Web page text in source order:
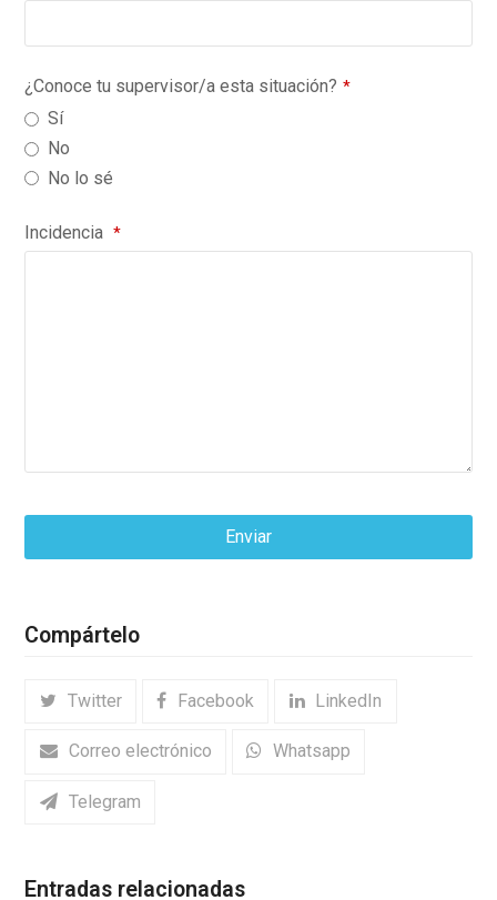
¿Conoce tu supervisor/a esta situación? *
Sí
No
No lo sé
Incidencia *
Enviar
should
left
Compártelo
Twitter Facebook LinkedIn
Correo electrónico Whatsapp
Telegram
Entradas relacionadas